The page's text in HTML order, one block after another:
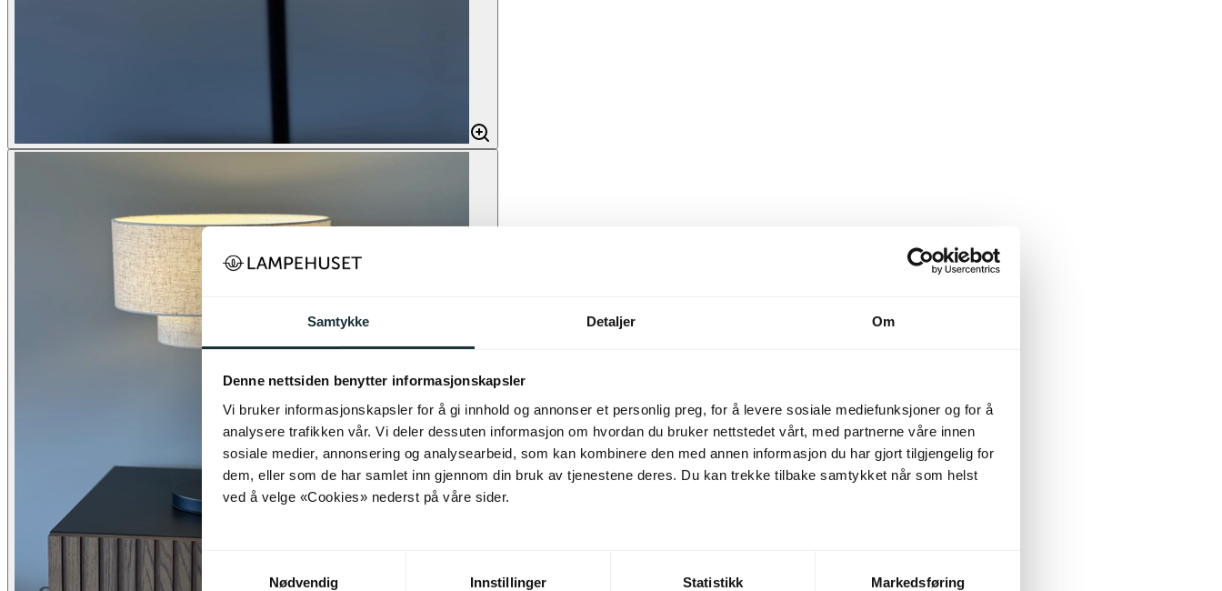
Samtykke Detaljer Om
Denne nettsiden benytter informasjonskapsler
Vi bruker informasjonskapsler for å gi innhold og annonser et personlig preg, for å levere sosiale mediefunksjoner og for å
analysere trafikken vår. Vi deler dessuten informasjon om hvordan du bruker nettstedet vårt, med partnerne våre innen
sosiale medier, annonsering og analysearbeid, som kan kombinere den med annen informasjon du har gjort tilgjengelig for
dem, eller som de har samlet inn gjennom din bruk av tjenestene deres. Du kan trekke tilbake samtykket når som helst
ved å velge «Cookies» nederst på våre sider.
Nødvendig
Innstillinger Statistikk Markedsføring